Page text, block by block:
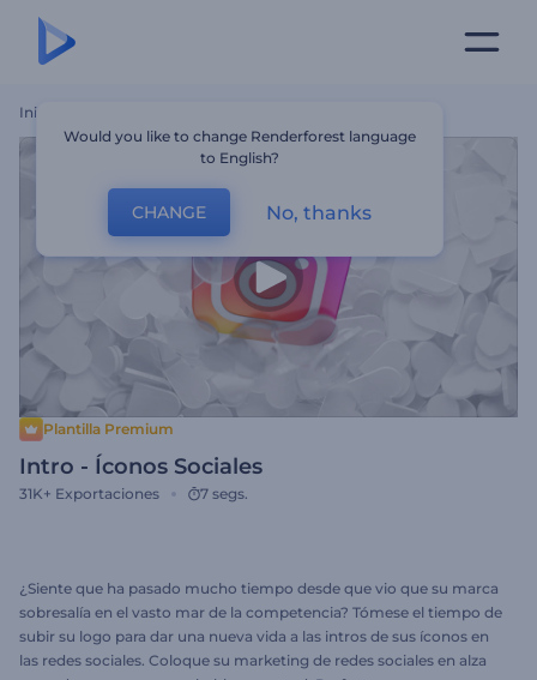
Inicio
Plantilla Premium
Intro - Íconos Sociales
31K+ Exportaciones 7 segs.
¿Siente que ha pasado mucho tiempo desde que vio que su marca
sobresalía en el vasto mar de la competencia? Tómese el tiempo de
subir su logo para dar una nueva vida a las intros de sus íconos en
las redes sociales. Coloque su marketing de redes sociales en alza
Would you like to change Renderforest language
to English?
CHANGE No, thanks